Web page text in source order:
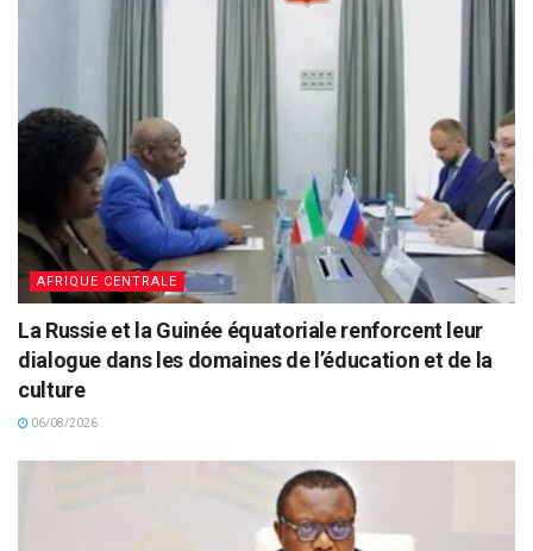
AFRIQUE CENTRALE
La Russie et la Guinée équatoriale renforcent leur
dialogue dans les domaines de l’éducation et de la
culture
06/08/2026